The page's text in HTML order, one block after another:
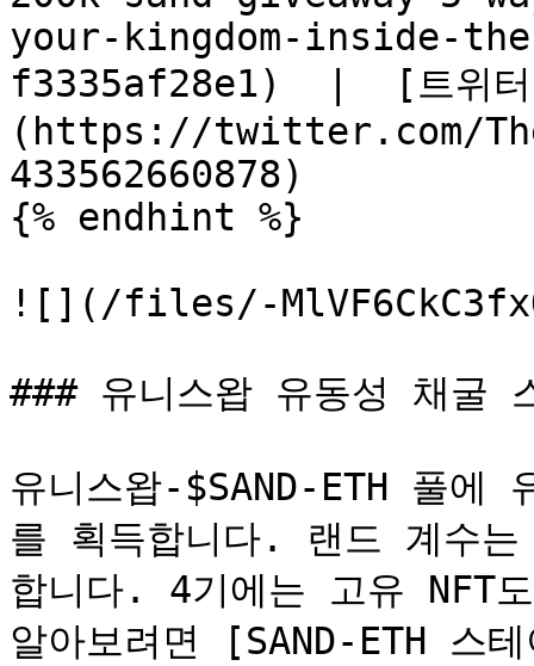
your-kingdom-inside-
f3335af28e1)  |  [트위터
(https://twitter.com/
433562660878)
{% endhint %}
![](/files/-
### 유니스왑 유동성 채굴
유니스왑-$SAND-ETH 풀에
를 획득합니다. 랜드 계수
합니다. 4기에는 고유 NFT
알아보려면 [SAND-ETH 스